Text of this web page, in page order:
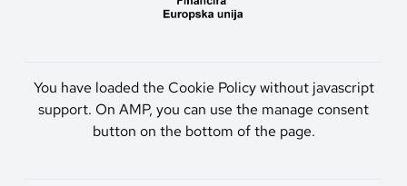
You have loaded the Cookie Policy without javascript
support. On AMP, you can use the manage consent
button on the bottom of the page.